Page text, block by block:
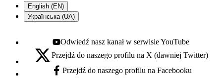
English (EN)
Українська (UA)
Youtube - otwiera się w nowej karcie
Odwiedź nasz kanał w serwisie YouTube
X - otwiera się w nowej karcie
Przejdź do naszego profilu na X (dawniej Twitter)
Facebook - otwiera się w nowej karcie
Przejdź do naszego profilu na Facebooku